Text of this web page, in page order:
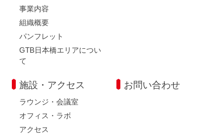
事業内容
組織概要
パンフレット
GTB日本橋エリアについ
て
施設・アクセス
ラウンジ・会議室
オフィス・ラボ
アクセス
お問い合わせ